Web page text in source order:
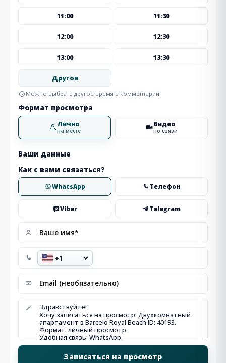
11:00 11:30
12:00 12:30
13:00 13:30
Другое
Можно выбрать другое время в комментарии.
Формат просмотра
Лично
на месте
Видео
по связи
Ваши данные
Как с вами связаться?
WhatsApp Телефон
Viber Telegram